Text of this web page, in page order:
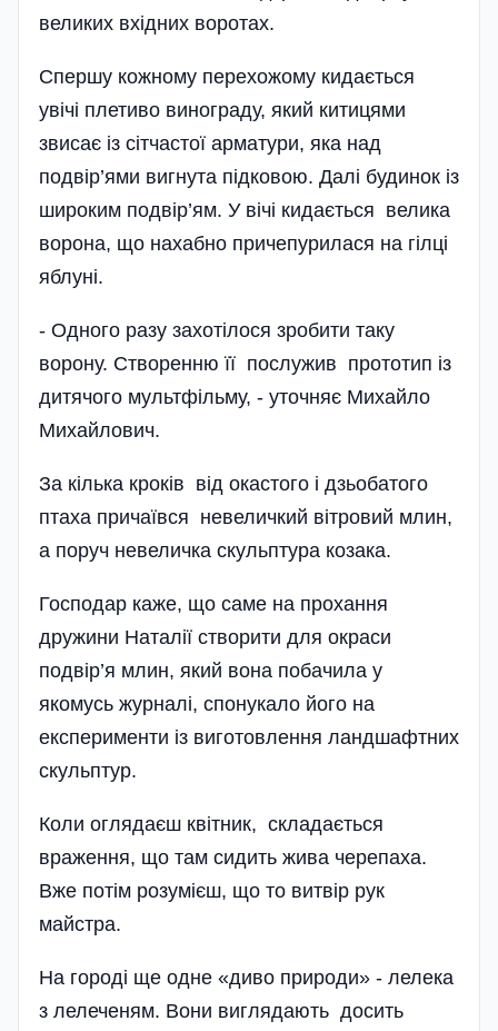
великих вхідних воротах.
Спершу кожному перехожому кидається
увічі плетиво винограду, який китицями
звисає із сітчастої арматури, яка над
подвір’ями вигнута підковою. Далі будинок із
широким подвір’ям. У вічі кидається велика
ворона, що нахабно причепурилася на гілці
яблуні.
- Одного разу захотілося зро­бити таку
ворону. Створенню її послужив прототип із
дитячого мульт­фільму, - уточняє Михайло
Михайлович.
За кілька кроків від окастого і дзьобатого
птаха причаївся невеличкий вітровий млин,
а поруч невеличка скульптура козака.
Господар каже, що саме на прохання
дружини Наталії створити для окраси
подвір’я млин, який вона побачила у
якомусь журналі, спону­кало його на
експерименти із виготовлення ландшафтних
скульптур.
Коли оглядаєш квіт­ник, складається
враження, що там сидить жива черепаха.
Вже потім розумієш, що то витвір рук
майстра­.
На городі ще одне «диво природи» - лелека
з лелеченям. Вони виглядають досить